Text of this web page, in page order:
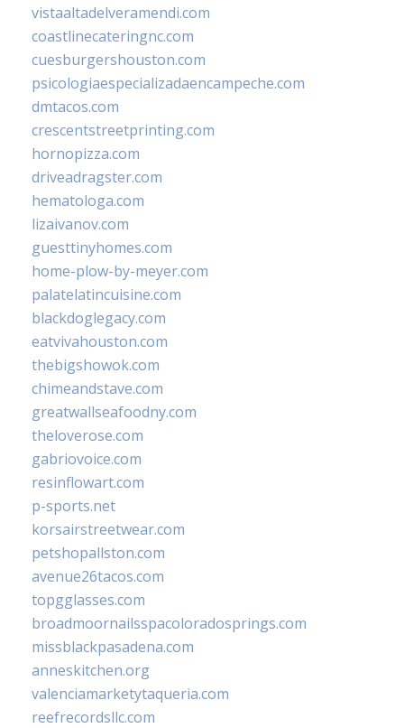
vistaaltadelveramendi.com
coastlinecateringnc.com
cuesburgershouston.com
psicologiaespecializadaencampeche.com
dmtacos.com
crescentstreetprinting.com
hornopizza.com
driveadragster.com
hematologa.com
lizaivanov.com
guesttinyhomes.com
home-plow-by-meyer.com
palatelatincuisine.com
blackdoglegacy.com
eatvivahouston.com
thebigshowok.com
chimeandstave.com
greatwallseafoodny.com
theloverose.com
gabriovoice.com
resinflowart.com
p-sports.net
korsairstreetwear.com
petshopallston.com
avenue26tacos.com
topgglasses.com
broadmoornailsspacoloradosprings.com
missblackpasadena.com
anneskitchen.org
valenciamarketytaqueria.com
reefrecordsllc.com